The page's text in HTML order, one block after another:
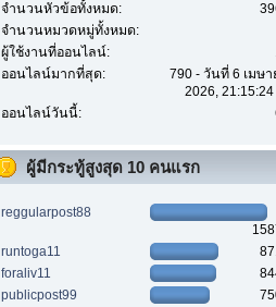
จำนวนหัวข้อทั้งหมด:
จำนวนหมวดหมู่ทั้งหมด:
ผู้ใช้งานที่ออนไลน์:
ออนไลน์มากที่สุด:
790 - วันที่ 6 เมษ
2026,
ออนไลน์วันนี้:
ผู้มีกระทู้สูงสุด 10 คนแรก
reggularpost88
runtoga11
foraliv11
publicpost99